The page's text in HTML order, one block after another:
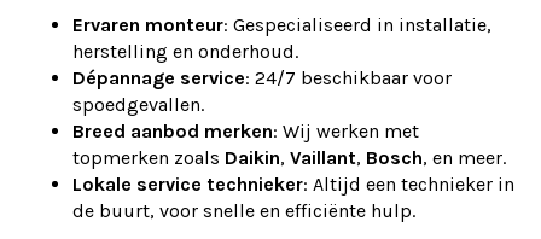
Ervaren monteur: Gespecialiseerd in installatie,
herstelling en onderhoud.
Dépannage service: 24/7 beschikbaar voor
spoedgevallen.
Breed aanbod merken: Wij werken met
topmerken zoals Daikin, Vaillant, Bosch, en meer.
Lokale service technieker: Altijd een technieker in
de buurt, voor snelle en efficiënte hulp.